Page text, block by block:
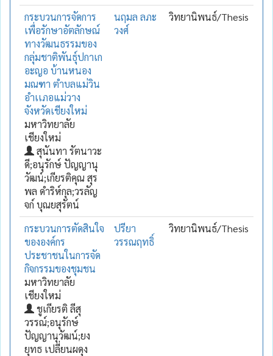
กระบวนการจัดการ
เพื่อรักษาอัตลักษณ์
ทางวัฒนธรรมของ
กลุ่มชาติพันธุ์ปกาเก
อะญอ บ้านหนอง
มณฑา ตำบลแม่วิน
อำเเภอแม่วาง
จังหวัดเชียงใหม่
มหาวิทยาลัย
เชียงใหม่
สุนันทา รัตนาวะ
ดี;อนุรักษ์ ปัญญานุ
วัฒน์;เกียรติคุณ สุร
พล ดำริห์กุล;วรลัญ
จก์ บุณยสุรัตน์
นฤมล ลภะ
วงศ์
วิทยานิพนธ์/Thesis
กระบวนการตัดสินใจ
ขององค์กร
ประชาชนในการจัด
กิจกรรมของชุมชน
มหาวิทยาลัย
เชียงใหม่
ชูเกียรติ ลีสุ
วรรณ์;อนุรักษ์
ปัญญานุวัฒน์;ยง
ยุทธ เปลี่ยนผดุง
ปรียา
วรรณฤทธิ์
วิทยานิพนธ์/Thesis